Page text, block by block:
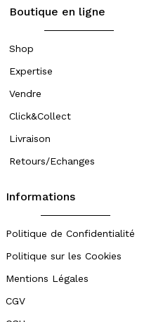
Boutique en ligne
Shop
Expertise
Vendre
Click&Collect
Livraison
Retours/Echanges
Informations
Politique de Confidentialité
Politique sur les Cookies
Mentions Légales
CGV